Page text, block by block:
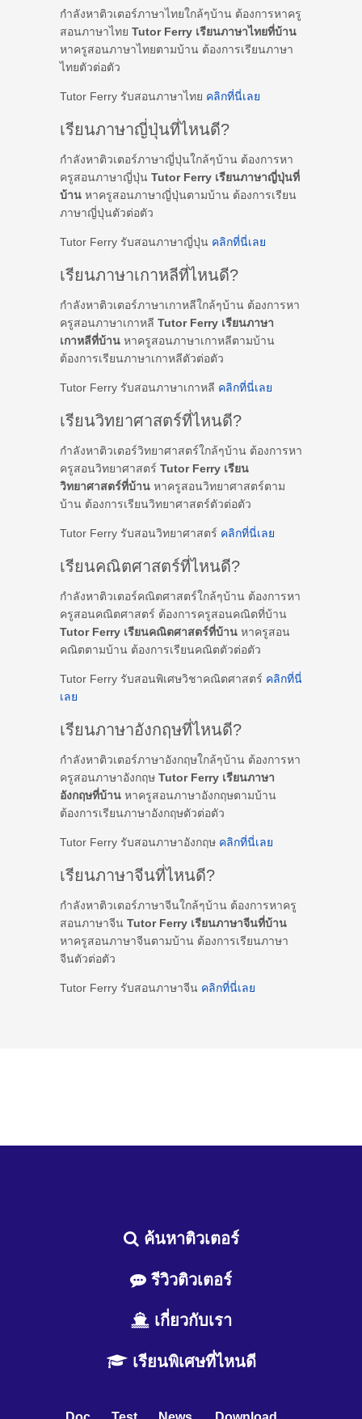
กำลังหาติวเตอร์ภาษาไทยใกล้ๆบ้าน ต้องการหาครู
สอนภาษาไทย Tutor Ferry เรียนภาษาไทยที่บ้าน
หาครูสอนภาษาไทยตามบ้าน ต้องการเรียนภาษา
ไทยตัวต่อตัว
Tutor Ferry รับสอนภาษาไทย คลิกที่นี่เลย
เรียนภาษาญี่ปุ่นที่ไหนดี?
กำลังหาติวเตอร์ภาษาญี่ปุ่นใกล้ๆบ้าน ต้องการหา
ครูสอนภาษาญี่ปุ่น Tutor Ferry เรียนภาษาญี่ปุ่นที่
บ้าน หาครูสอนภาษาญี่ปุ่นตามบ้าน ต้องการเรียน
ภาษาญี่ปุ่นตัวต่อตัว
Tutor Ferry รับสอนภาษาญี่ปุ่น คลิกที่นี่เลย
เรียนภาษาเกาหลีที่ไหนดี?
กำลังหาติวเตอร์ภาษาเกาหลีใกล้ๆบ้าน ต้องการหา
ครูสอนภาษาเกาหลี Tutor Ferry เรียนภาษา
เกาหลีที่บ้าน หาครูสอนภาษาเกาหลีตามบ้าน
ต้องการเรียนภาษาเกาหลีตัวต่อตัว
Tutor Ferry รับสอนภาษาเกาหลี คลิกที่นี่เลย
เรียนวิทยาศาสตร์ที่ไหนดี?
กำลังหาติวเตอร์วิทยาศาสตร์ใกล้ๆบ้าน ต้องการหา
ครูสอนวิทยาศาสตร์ Tutor Ferry เรียน
วิทยาศาสตร์ที่บ้าน หาครูสอนวิทยาศาสตร์ตาม
บ้าน ต้องการเรียนวิทยาศาสตร์ตัวต่อตัว
Tutor Ferry รับสอนวิทยาศาสตร์ คลิกที่นี่เลย
เรียนคณิตศาสตร์ที่ไหนดี?
กำลังหาติวเตอร์คณิตศาสตร์ใกล้ๆบ้าน ต้องการหา
ครูสอนคณิตศาสตร์ ต้องการครูสอนคณิตที่บ้าน
Tutor Ferry เรียนคณิตศาสตร์ที่บ้าน หาครูสอน
คณิตตามบ้าน ต้องการเรียนคณิตตัวต่อตัว
Tutor Ferry รับสอนพิเศษวิชาคณิตศาสตร์ คลิกที่นี่
เลย
เรียนภาษาอังกฤษที่ไหนดี?
กำลังหาติวเตอร์ภาษาอังกฤษใกล้ๆบ้าน ต้องการหา
ครูสอนภาษาอังกฤษ Tutor Ferry เรียนภาษา
อังกฤษที่บ้าน หาครูสอนภาษาอังกฤษตามบ้าน
ต้องการเรียนภาษาอังกฤษตัวต่อตัว
Tutor Ferry รับสอนภาษาอังกฤษ คลิกที่นี่เลย
เรียนภาษาจีนที่ไหนดี?
กำลังหาติวเตอร์ภาษาจีนใกล้ๆบ้าน ต้องการหาครู
สอนภาษาจีน Tutor Ferry เรียนภาษาจีนที่บ้าน
หาครูสอนภาษาจีนตามบ้าน ต้องการเรียนภาษา
จีนตัวต่อตัว
Tutor Ferry รับสอนภาษาจีน คลิกที่นี่เลย
ค้นหาติวเตอร์
รีวิวติวเตอร์
เกี่ยวกับเรา
เรียนพิเศษที่ไหนดี